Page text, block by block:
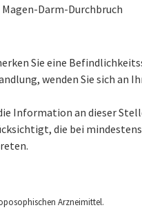
Magen-Darm-Durchbruch
Sie eine
wenden Sie sich an
Information an dieser
die bei
Arzneimittel.